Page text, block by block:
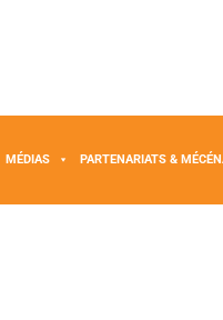
MÉDIAS PARTENARIATS &